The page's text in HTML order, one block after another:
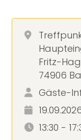
Fritz-
74906
Gäste-
13:30 -